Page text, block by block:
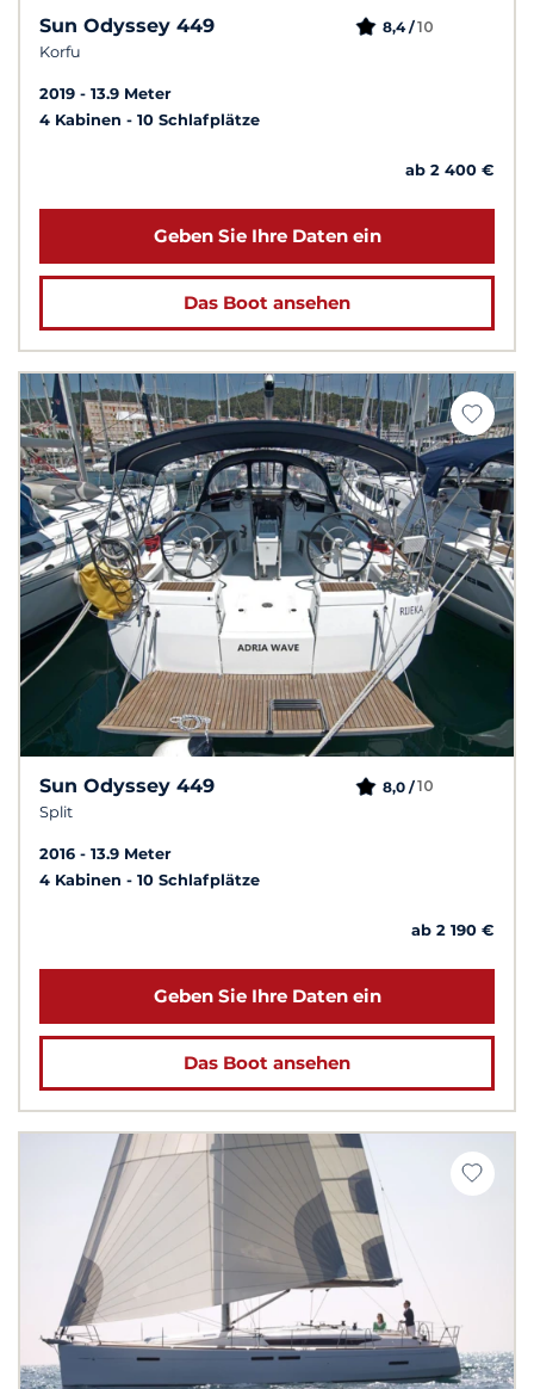
Sun Odyssey 449
Korfu
8,4 /10
2019
13.9 Meter
4 Kabinen
10 Schlafplätze
ab 2 400 €
Geben Sie Ihre Daten ein
Das Boot ansehen
Sun Odyssey 449
Split
8,0 /10
2016
13.9 Meter
4 Kabinen
10 Schlafplätze
ab 2 190 €
Geben Sie Ihre Daten ein
Das Boot ansehen